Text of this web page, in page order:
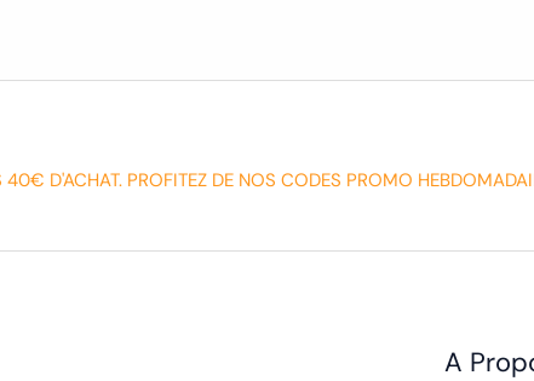
40€ D'ACHAT. PROFITEZ DE NOS CODES PROMO
A